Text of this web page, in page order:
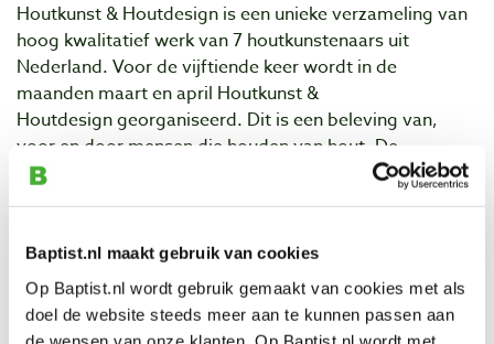
Baptist.nl maakt gebruik van cookies
Op Baptist.nl wordt gebruik gemaakt van cookies met als
doel de website steeds meer aan te kunnen passen aan
Houtkunst & Houtdesign is een unieke verzameling van
hoog kwalitatief werk van 7 houtkunstenaars uit
Nederland. Voor de vijftiende keer wordt in de
maanden maart en april Houtkunst &
Houtdesigngeorganiseerd. Dit is een beleving van,
voor en door mensen die houden van hout. De
organisatoren, Wim Mulder en Willemien van Heck
hebben ook dit keer weer een nieuwe groep
gezamenlijk te presenteren, op een wijze die zeer de
moeite waard is.
“Mij raakt de uitspraak van Goethe wel heel diep”, aldus